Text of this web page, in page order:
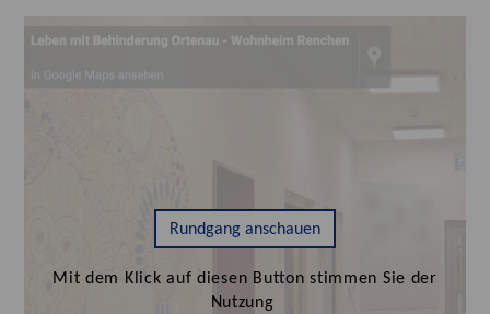
Rundgang anschauen
Mit dem Klick auf diesen Button stimmen Sie der
Nutzung